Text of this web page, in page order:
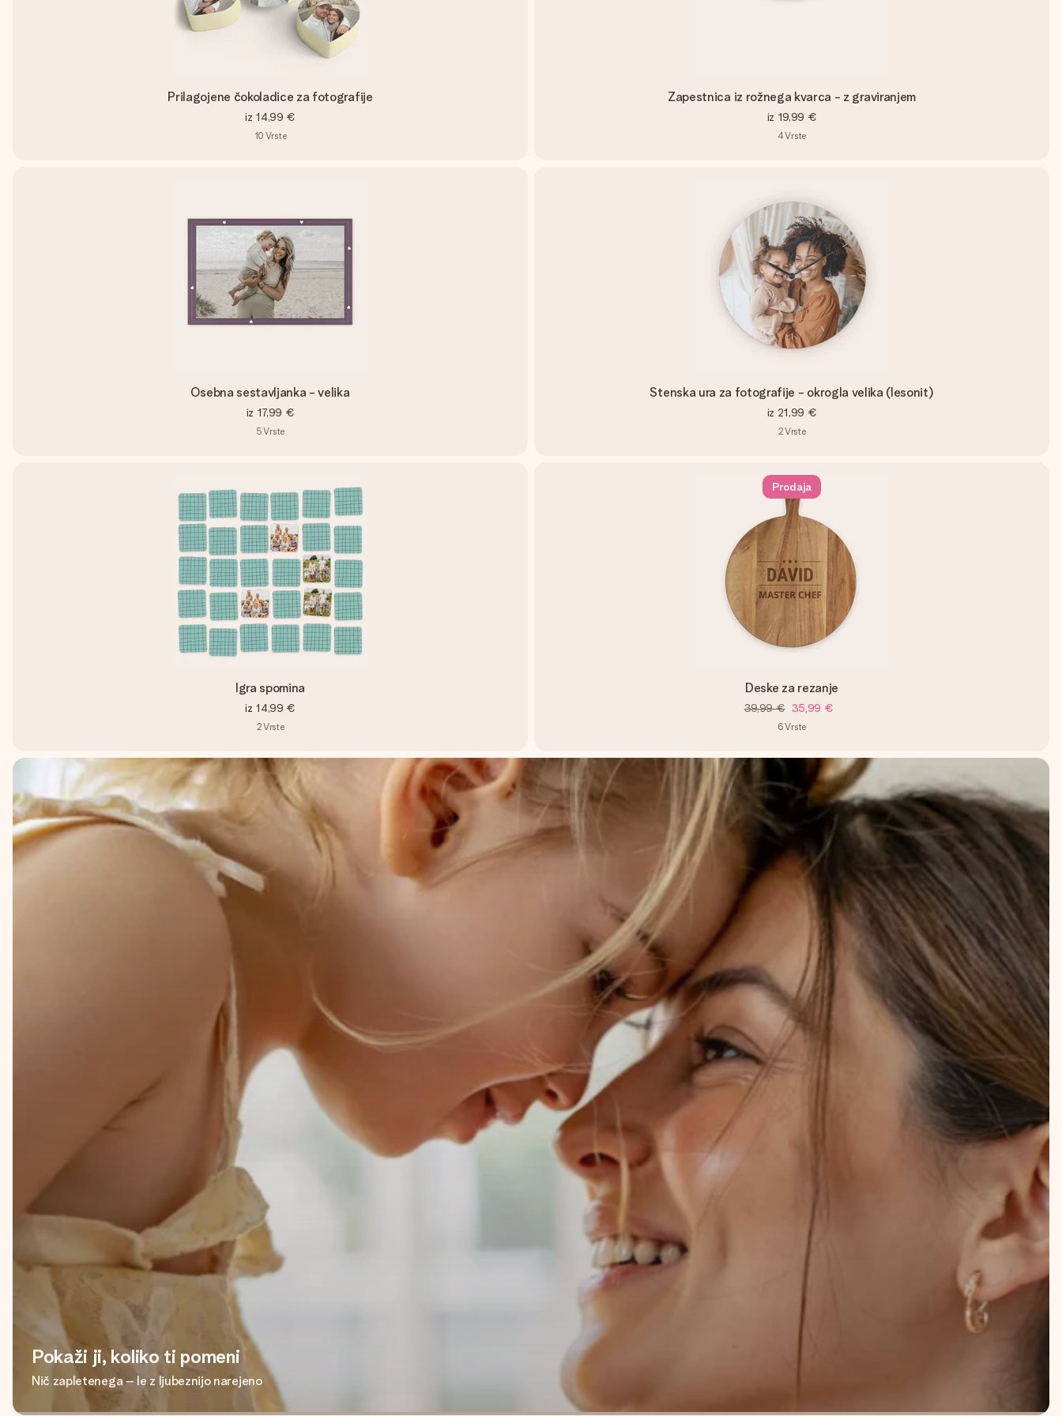
Prilagojene čokoladice za fotografije
iz 14,99 €
10 Vrste
Zapestnica iz rožnega kvarca - z graviranjem
iz 19,99 €
4Vrste
Osebna sestavljanka - velika
iz 17,99 €
5Vrste
Stenska ura za fotografije - okrogla velika (lesonit)
iz 21,99 €
2Vrste
Igra spomina
iz 14,99 €
2Vrste
Prodaja
Deske za rezanje
39,99 € 35,99 €
6Vrste
Pokaži ji, koliko ti pomeni
Nič zapletenega – le z ljubeznijo narejeno